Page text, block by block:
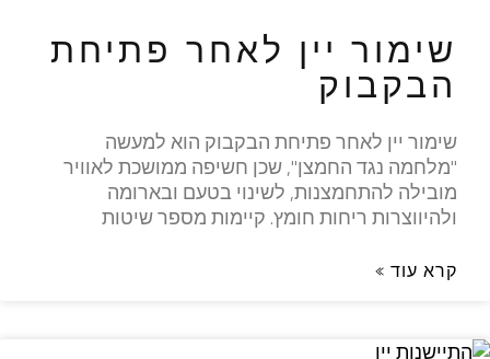
שימור יין לאחר פתיחת
הבקבוק
שימור יין לאחר פתיחת הבקבוק הוא למעשה
"מלחמה נגד החמצן", שכן חשיפה ממושכת לאוויר
מובילה להתחמצנות, לשינוי בטעם ובארומה
ולהיווצרות ריחות חומץ. קיימות מספר שיטות
קרא עוד »